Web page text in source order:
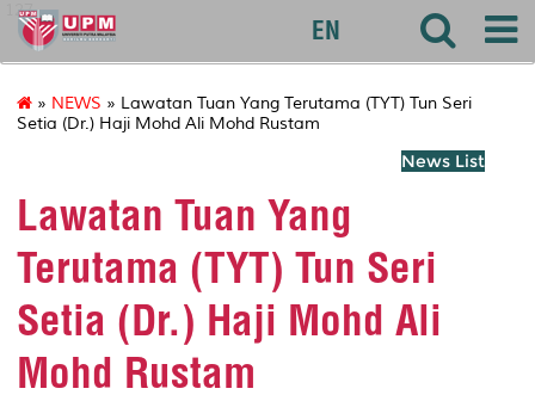
127
EN
» NEWS » Lawatan Tuan Yang Terutama (TYT) Tun Seri
Setia (Dr.) Haji Mohd Ali Mohd Rustam
News List
Lawatan Tuan Yang
Terutama (TYT) Tun Seri
Setia (Dr.) Haji Mohd Ali
Mohd Rustam